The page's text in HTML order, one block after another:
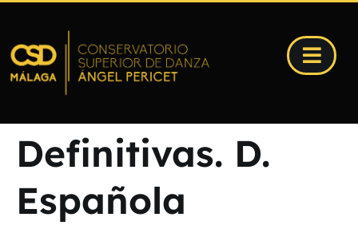
Definitivas. D.
Española